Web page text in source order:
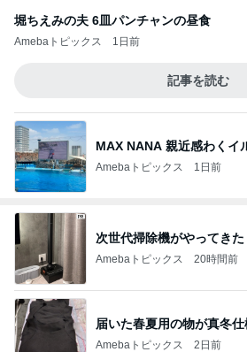
堀ちえみの夫 6皿パンチャンの昼食
Amebaトピックス 1日前
記事を読む
MAX NANA 親近感わくイ
Amebaトピックス 1日前
次世代掃除機がやってきた
Amebaトピックス 20時間前
届いた春夏用の物が真冬仕
Amebaトピックス 2日前